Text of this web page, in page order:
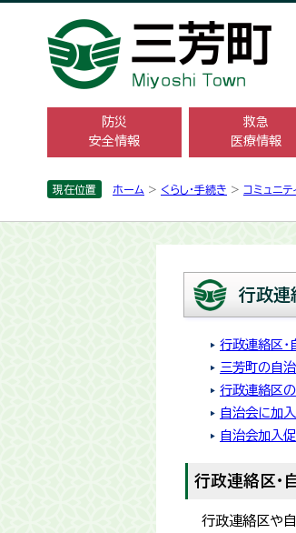
防災
安全情報
救急
医療情報
現在位置 ホーム > くらし・手続き > コミュニテ
行政連
行政連絡区・
三芳町の自
行政連絡区
自治会に加
自治会加入
行政連絡区・
行政連絡区や